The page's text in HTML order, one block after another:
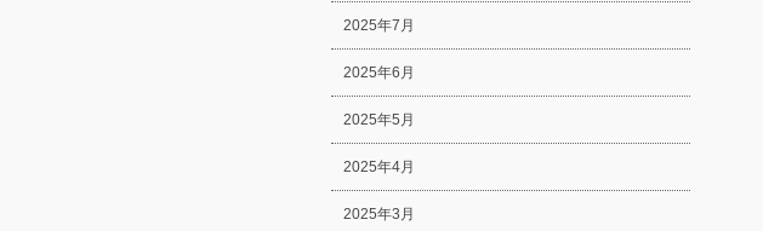
2025年7月
2025年6月
2025年5月
2025年4月
2025年3月